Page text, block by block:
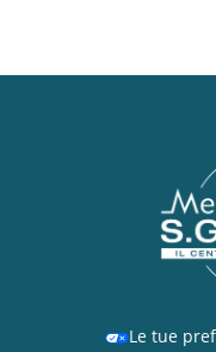
Le tue